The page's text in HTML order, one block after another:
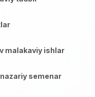
malakaviy ishlar
semenar